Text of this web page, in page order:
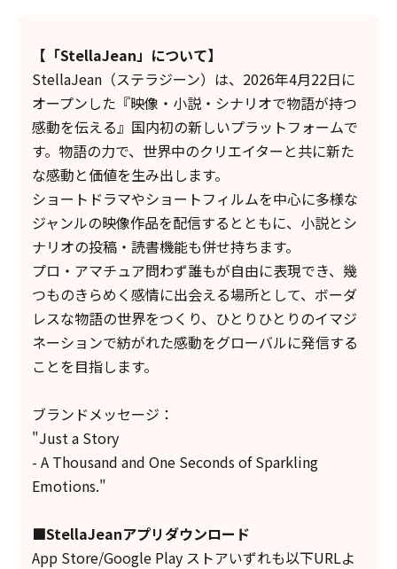
【「StellaJean」について】
StellaJean（ステラジーン）は、2026年4月22日に
オープンした『映像・小説・シナリオで物語が持つ
感動を伝える』国内初の新しいプラットフォームで
す。物語の力で、世界中のクリエイターと共に新た
な感動と価値を生み出します。
ショートドラマやショートフィルムを中心に多様な
ジャンルの映像作品を配信するとともに、小説とシ
ナリオの投稿・読書機能も併せ持ちます。
プロ・アマチュア問わず誰もが自由に表現でき、幾
つものきらめく感情に出会える場所として、ボーダ
レスな物語の世界をつくり、ひとりひとりのイマジ
ネーションで紡がれた感動をグローバルに発信する
ことを目指します。
ブランドメッセージ：
"Just a Story
- A Thousand and One Seconds of Sparkling
Emotions."
■StellaJeanアプリダウンロード
App Store/Google Play ストアいずれも以下URLよ